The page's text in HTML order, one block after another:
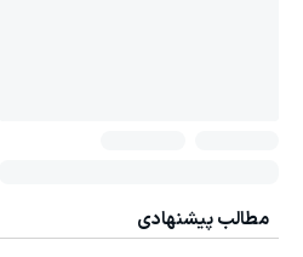
مطالب پیشنهادی